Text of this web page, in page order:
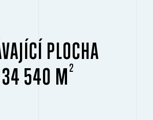
PLOCHA
34 540 M 2